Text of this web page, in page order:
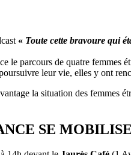
« Toute cette bravoure qui
le parcours de quatre
leur vie, elles y ont
la situation des femmes
SE